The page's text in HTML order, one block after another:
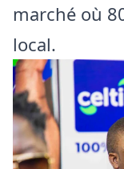
marché où
local.